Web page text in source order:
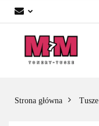
Strona główna Tusze